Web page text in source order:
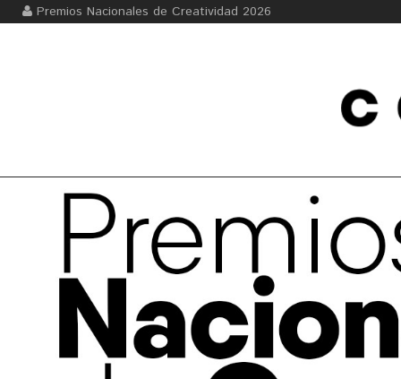
Premios Nacionales de Creatividad 2026